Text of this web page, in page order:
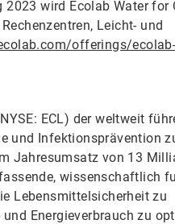
2023 wird Ecolab Water for
Leicht- und
offerings/
ECL) der weltweit
und Infektionsprävention
Jahresumsatz von 13
wissenschaftlich
Lebensmittelsicherheit zu
Energieverbrauch zu